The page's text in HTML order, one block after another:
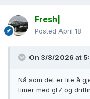
Fresh|
Posted April 18
On 3/8/2026 at
Nå som det er lite å
timer med gt7 og